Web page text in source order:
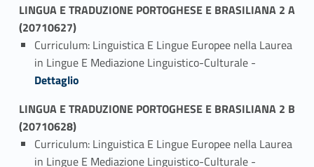
LINGUA E TRADUZIONE PORTOGHESE E BRASILIANA 2 A
(20710627)
Curriculum: Linguistica E Lingue Europee nella Laurea
in Lingue E Mediazione Linguistico-Culturale -
Dettaglio
LINGUA E TRADUZIONE PORTOGHESE E BRASILIANA 2 B
(20710628)
Curriculum: Linguistica E Lingue Europee nella Laurea
in Lingue E Mediazione Linguistico-Culturale -